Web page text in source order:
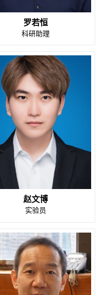
罗若恒
科研助理
赵文博
实验员